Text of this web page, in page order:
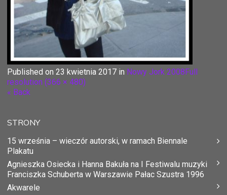
Published on 23 kwietnia 2017 in Nowy Jork 2008Full
resolution (366 × 480)
« Back
STRONY
15 września – wieczór autorski, w ramach Biennale
Plakatu
Agnieszka Osiecka i Hanna Bakuła na I Festiwalu muzyki
Franciszka Schuberta w Warszawie Pałac Szustra 1996
Akwarele